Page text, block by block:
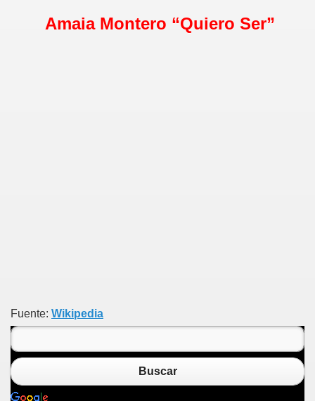
Amaia Montero “Quiero Ser”
Fuente: Wikipedia
Buscar